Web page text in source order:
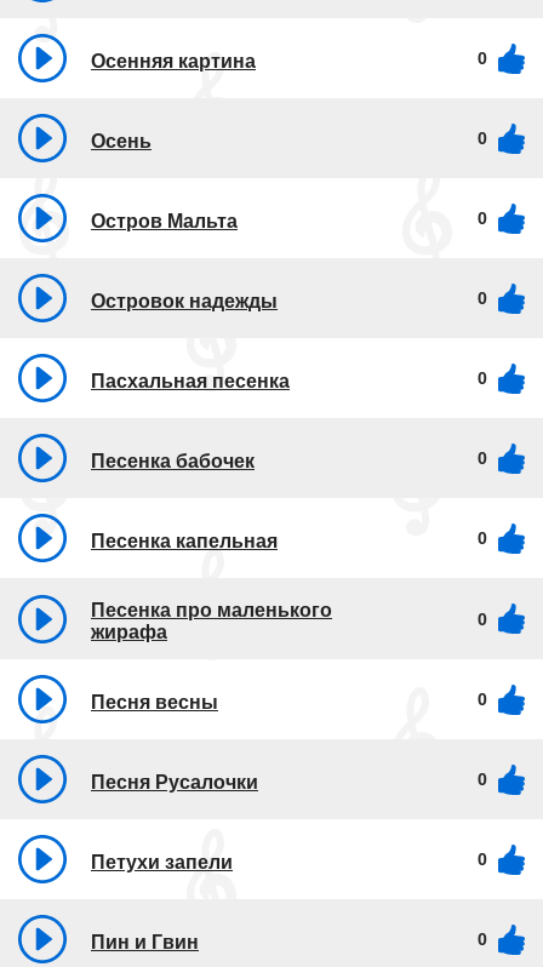
Осенняя картина 0
Осень 0
Остров Мальта 0
Островок надежды 0
Пасхальная песенка 0
Песенка бабочек 0
Песенка капельная 0
Песенка про маленького
жирафа
0
Песня весны 0
Песня Русалочки 0
Петухи запели 0
Пин и Гвин 0